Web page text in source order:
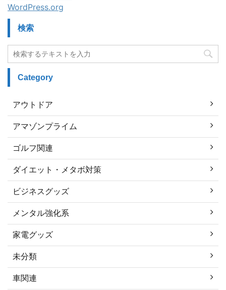
WordPress.org
検索
Category
アウトドア
アマゾンプライム
ゴルフ関連
ダイエット・メタボ対策
ビジネスグッズ
メンタル強化系
家電グッズ
未分類
車関連